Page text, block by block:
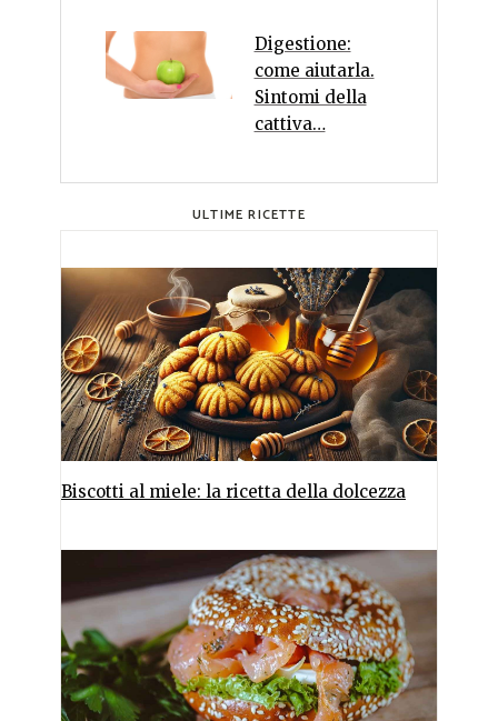
Digestione:
come aiutarla.
Sintomi della
cattiva…
ULTIME RICETTE
Biscotti al miele: la ricetta della dolcezza